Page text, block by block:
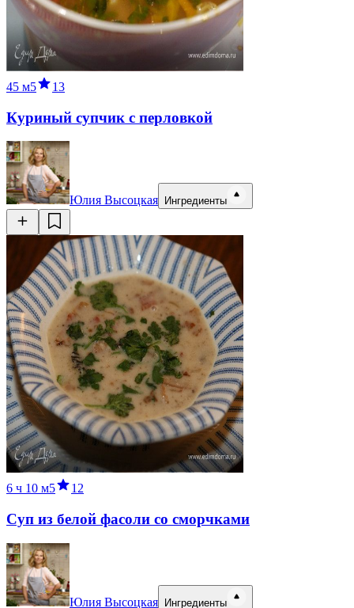
45 м5 13
Куриный супчик с перловкой
Юлия Высоцкая Ингредиенты
6 ч 10 м5 12
Суп из белой фасоли со сморчками
Юлия Высоцкая Ингредиенты